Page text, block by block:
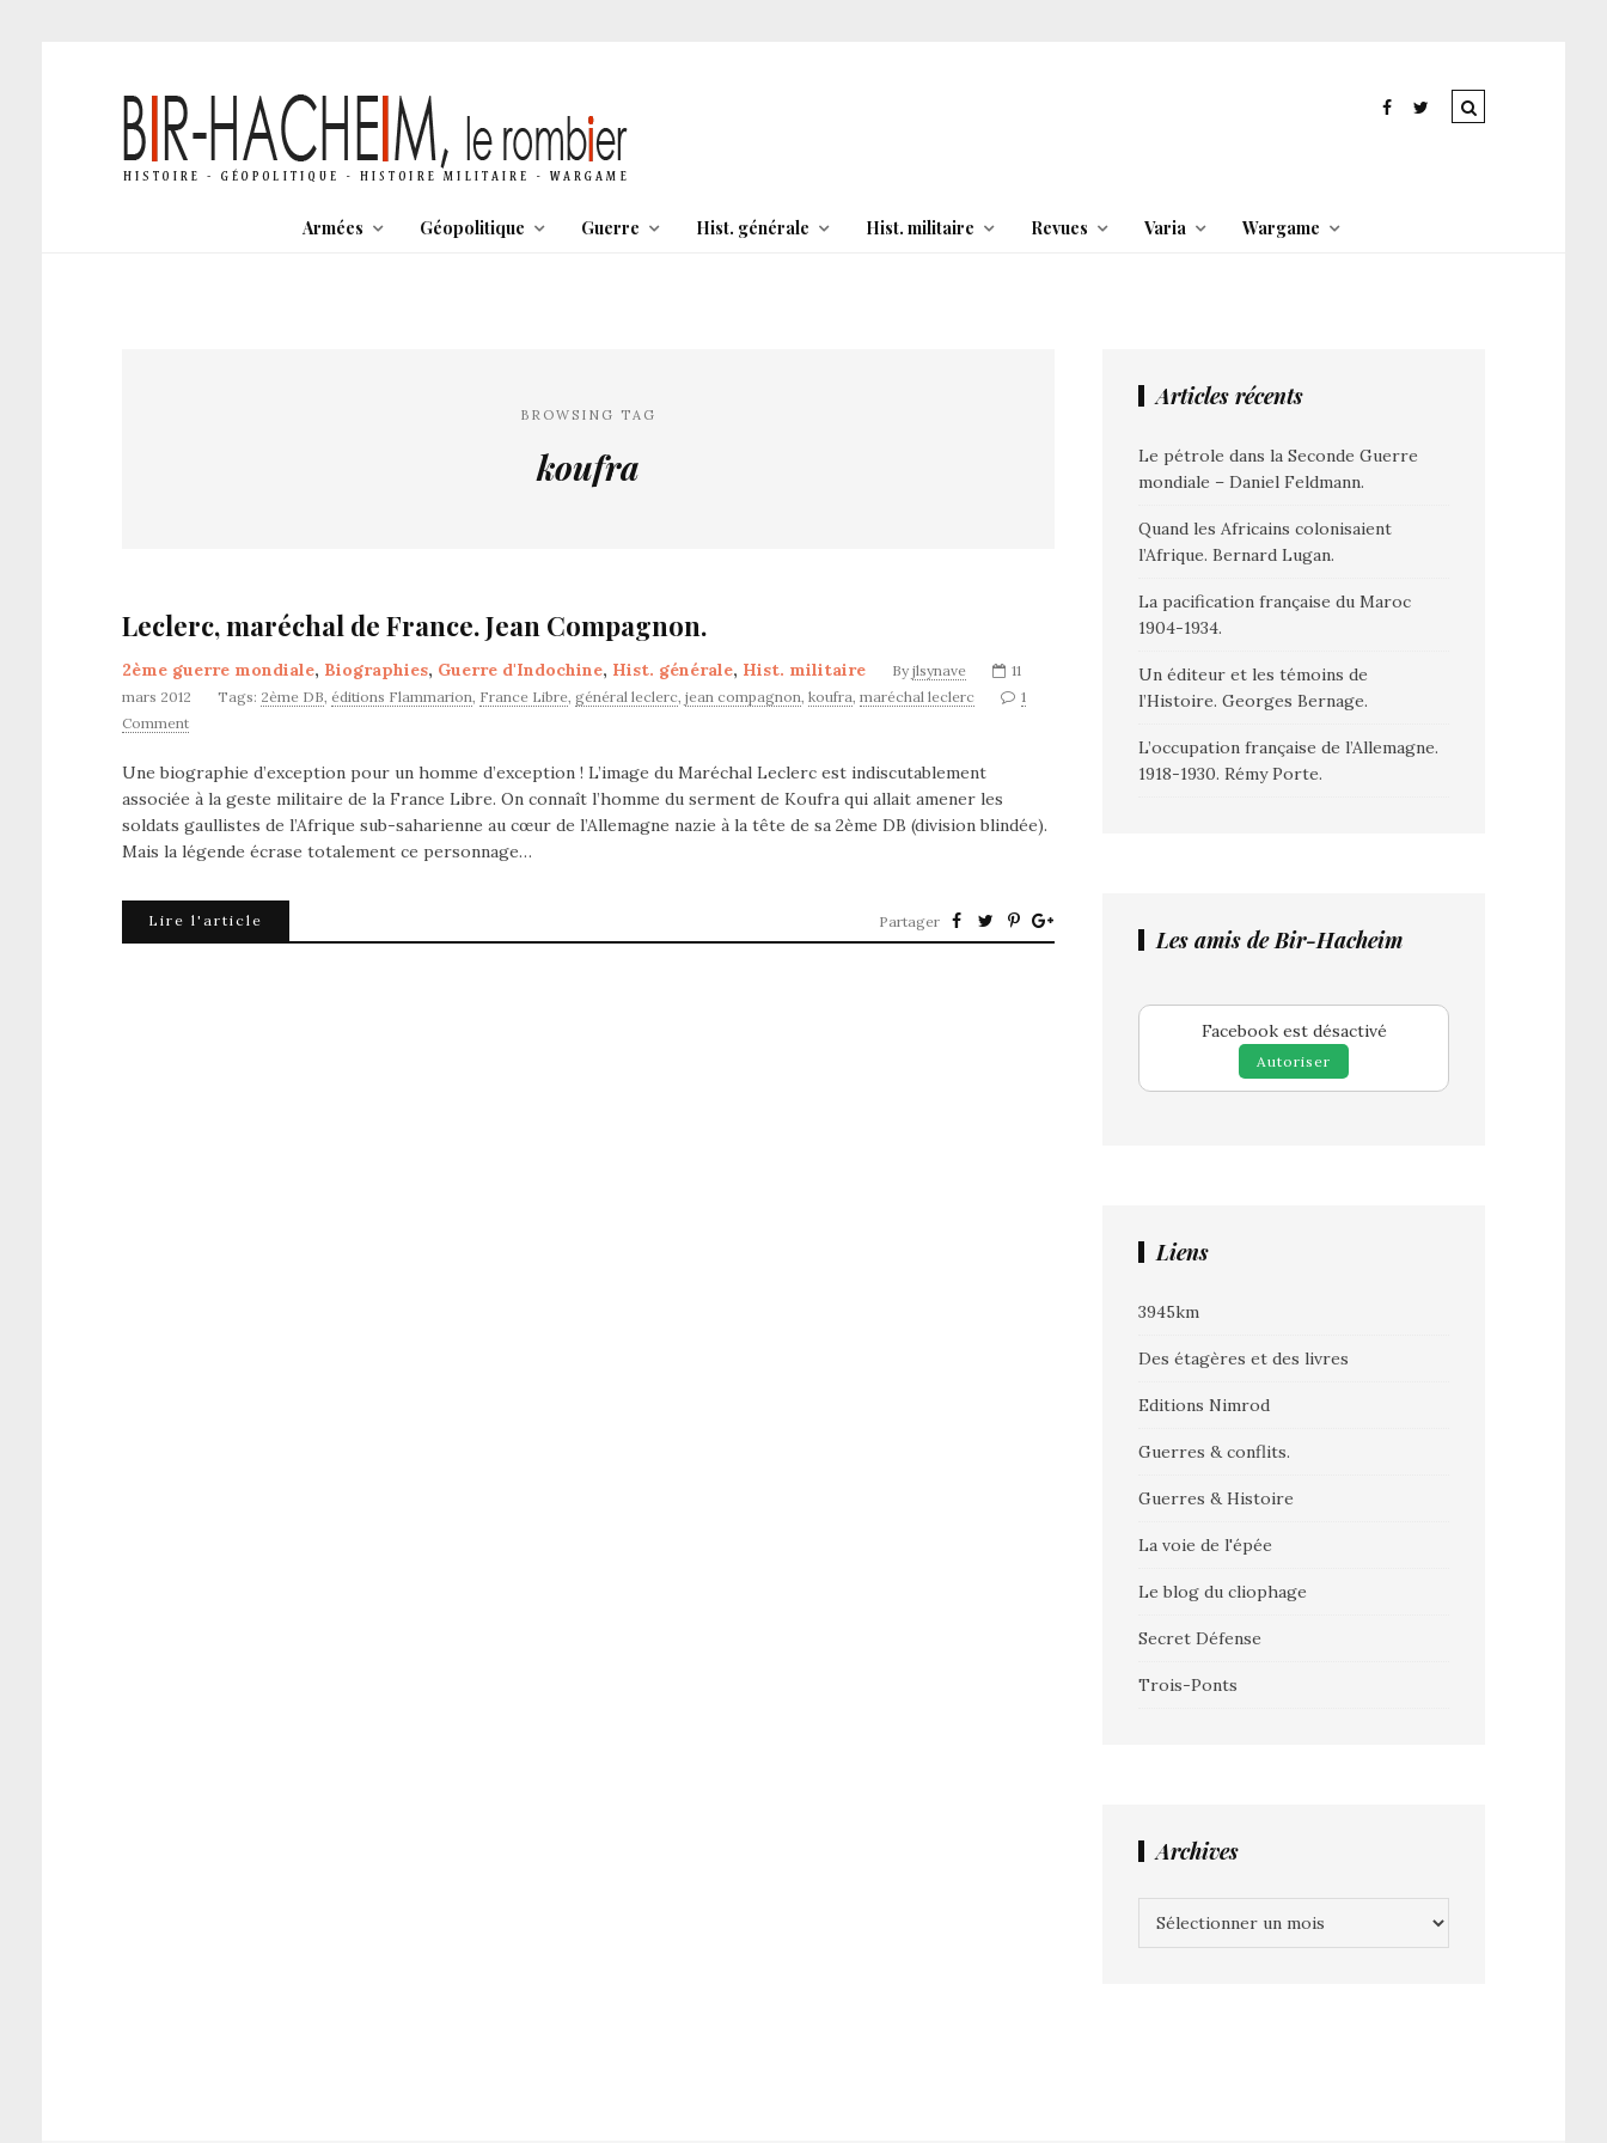
Armées Géopolitique Guerre Hist. générale Hist. militaire Revues Varia Wargame
BROWSING TAG
koufra
Leclerc, maréchal de France. Jean Compagnon.
2ème guerre mondiale, Biographies, Guerre d'Indochine, Hist. générale, Hist. militaire By jlsynave
11
mars 2012
Tags: 2ème DB, éditions Flammarion, France Libre, général leclerc, jean compagnon, koufra, maréchal leclerc
1
Comment
Une biographie d’exception pour un homme d’exception ! L’image du Maréchal Leclerc est indiscutablement
associée à la geste militaire de la France Libre. On connaît l’homme du serment de Koufra qui allait amener les
soldats gaullistes de l’Afrique sub-saharienne au cœur de l’Allemagne nazie à la tête de sa 2ème DB (division blindée).
Mais la légende écrase totalement ce personnage…
Lire l'article Partager
Articles récents
Le pétrole dans la Seconde Guerre
mondiale – Daniel Feldmann.
Quand les Africains colonisaient
l’Afrique. Bernard Lugan.
La pacification française du Maroc
1904-1934.
Un éditeur et les témoins de
l’Histoire. Georges Bernage.
L’occupation française de l’Allemagne.
1918-1930. Rémy Porte.
Les amis de Bir-Hacheim
Facebook est désactivé
Autoriser
Liens
3945km
Des étagères et des livres
Editions Nimrod
Guerres & conflits.
Guerres & Histoire
La voie de l'épée
Le blog du cliophage
Secret Défense
Trois-Ponts
Archives